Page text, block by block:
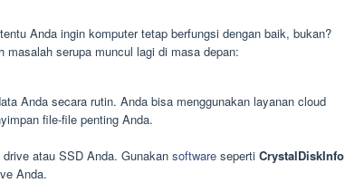
Anda ingin komputer tetap berfungsi dengan baik, bukan?
masalah serupa muncul lagi di masa depan:
Anda secara rutin. Anda bisa menggunakan layanan cloud
file-file penting Anda.
atau SSD Anda. Gunakan software seperti CrystalDiskInfo
Anda.